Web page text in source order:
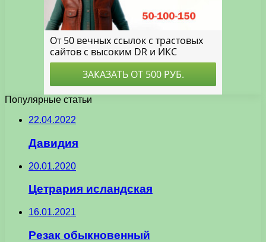
Популярные статьи
22.04.2022
Давидия
20.01.2020
Цетрария исландская
16.01.2021
Резак обыкновенный